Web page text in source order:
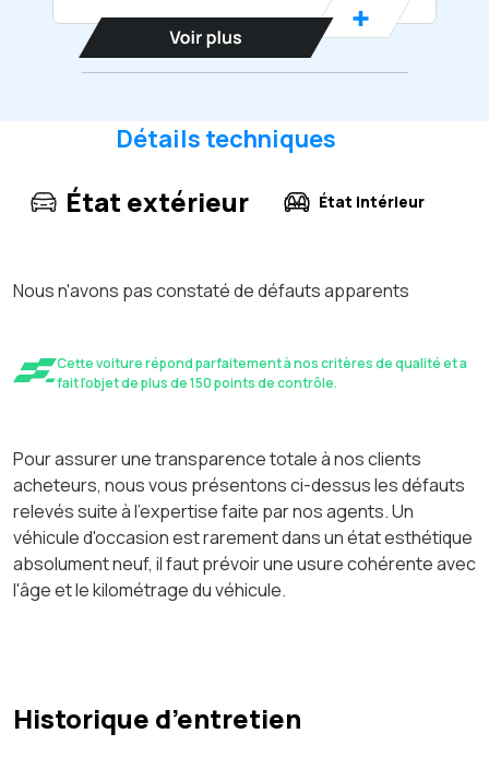
Détails techniques
État extérieur État intérieur
Nous n'avons pas constaté de défauts apparents
Cette voiture répond parfaitement à nos critères de qualité et a
fait l'objet de plus de 150 points de contrôle.
Pour assurer une transparence totale à nos clients
acheteurs, nous vous présentons ci-dessus les défauts
relevés suite à l'expertise faite par nos agents. Un
véhicule d'occasion est rarement dans un état esthétique
absolument neuf, il faut prévoir une usure cohérente avec
l'âge et le kilométrage du véhicule.
Historique d’entretien